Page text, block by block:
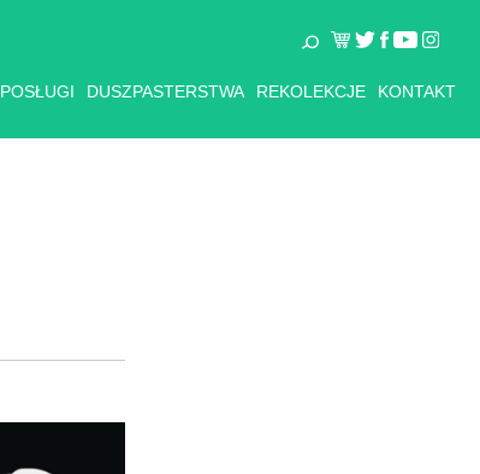
POSŁUGI DUSZPASTERSTWA REKOLEKCJE KONTAKT